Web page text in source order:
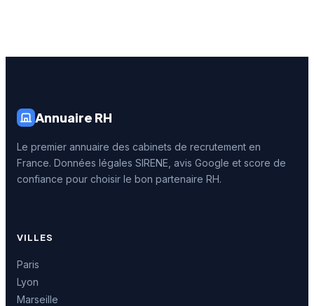
Annuaire RH
Le premier annuaire des cabinets de recrutement en
France. Données légales SIRENE, avis Google et score de
confiance pour choisir le bon partenaire RH.
VILLES
Paris
Lyon
Marseille